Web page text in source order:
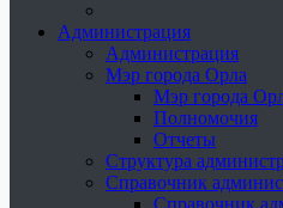
Администрация
Администрация
Мэр города Орла
Мэр города
Полномочия
Отчеты
Структура
Справочник
Справочник